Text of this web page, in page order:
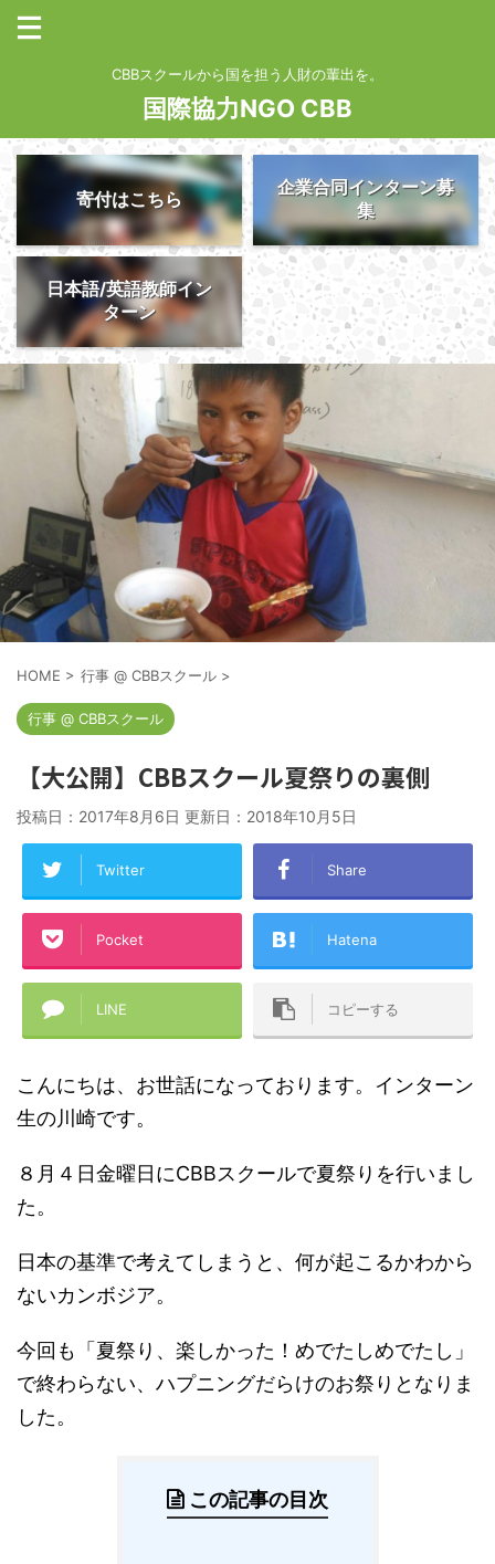
CBBスクールから国を担う人財の輩出を。
国際協力NGO CBB
寄付はこちら
企業合同インターン募
集
日本語/英語教師イン
ターン
HOME > 行事 @ CBBスクール >
行事 @ CBBスクール
【大公開】CBBスクール夏祭りの裏側
投稿日：2017年8月6日 更新日： 2018年10月5日
Twitter Share
Pocket Hatena
LINE コピーする
こんにちは、お世話になっております。インターン
生の川崎です。
８月４日金曜日にCBBスクールで夏祭りを行いまし
た。
日本の基準で考えてしまうと、何が起こるかわから
ないカンボジア。
今回も「夏祭り、楽しかった！めでたしめでたし」
で終わらない、ハプニングだらけのお祭りとなりま
した。
この記事の目次